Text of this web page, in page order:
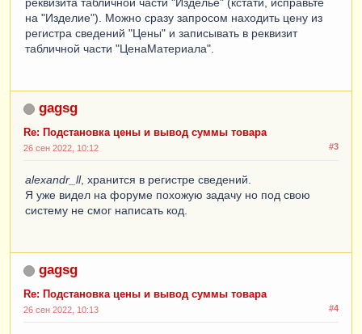
на "Изделие"). Можно сразу запросом находить цену из
регистра сведений "Цены" и записывать в реквизит
табличной части "ЦенаМатериала".
gagsg
Re: Подстановка цены и вывод суммы товара
#3
26 сен 2022, 10:12
alexandr_ll, хранится в регистре сведений.
Я уже видел на форуме похожую задачу но под свою
систему не смог написать код.
gagsg
Re: Подстановка цены и вывод суммы товара
#4
26 сен 2022, 10:13